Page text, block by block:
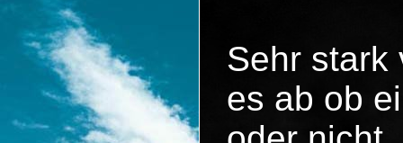
Sehr stark
es ab ob